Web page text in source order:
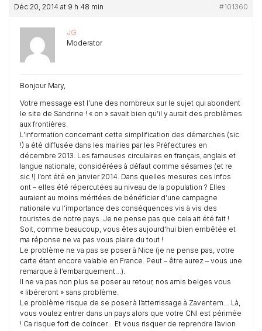
Déc 20, 2014 at 9 h 48 min #101360
JG
Moderator
Bonjour Mary,
Votre message est l’une des nombreux sur le sujet qui abondent
le site de Sandrine ! « on » savait bien qu’il y aurait des problèmes
aux frontières.
L’information concernant cette simplification des démarches (sic
!) a été diffusée dans les mairies par les Préfectures en
décembre 2013. Les fameuses circulaires en français, anglais et
langue nationale, considérées à défaut comme sésames (et re
sic !) l’ont été en janvier 2014. Dans quelles mesures ces infos
ont – elles été répercutées au niveau de la population ? Elles
auraient au moins méritées de bénéficier d’une campagne
nationale vu l’importance des conséquences vis à vis des
touristes de notre pays. Je ne pense pas que cela ait été fait !
Soit, comme beaucoup, vous êtes aujourd’hui bien embêtée et
ma réponse ne va pas vous plaire du tout !
Le problème ne va pas se poser à Nice (je ne pense pas, votre
carte étant encore valable en France. Peut – être aurez – vous une
remarque à l’embarquement…).
Il ne va pas non plus se poser au retour, nos amis belges vous
« libéreront » sans problème.
Le problème risque de se poser à l’atterrissage à Zaventem… Là,
vous voulez entrer dans un pays alors que votre CNI est périmée
! Ca risque fort de coincer… Et vous risquer de reprendre l’avion